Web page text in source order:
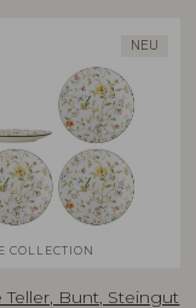
NEU
COLLECTION
Teller, Bunt, Steingut